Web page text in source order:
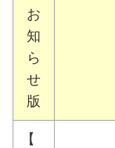
お
知
ら
せ
版
【